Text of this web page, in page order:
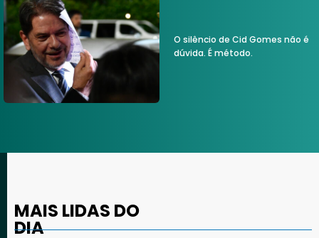
O silêncio de Cid Gomes não é
dúvida. É método.
MAIS LIDAS DO
DIA